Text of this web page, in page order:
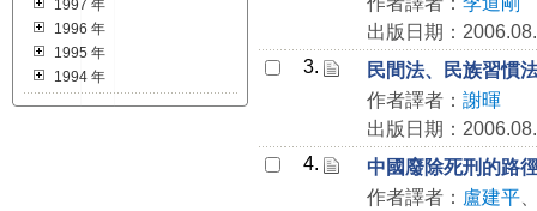
1997 年
1996 年
1995 年
1994 年
出版日期：
3.
民間法、民族習慣
作者譯者： 謝暉
出版日期：
4.
中國廢除死刑的路
作者譯者： 盧建平